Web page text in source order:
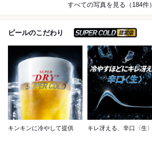
すべての写真を見る（184件）
ビールのこだわり
キンキンに冷やして提供 キレ冴える、辛口〈生〉